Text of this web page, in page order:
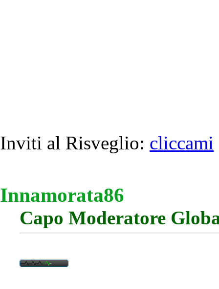
Inviti al Risveglio: cliccami
Innamorata86
Capo Moderatore